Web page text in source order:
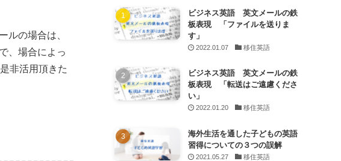
ルの場合は、
、場合によっ
非活用頂きた
ビジネス英語 英文メールの鉄
板表現 「ファイルを送りま
す」
2022.01.07 移住英語
ビジネス英語 英文メールの鉄
板表現 「転送はご遠慮くださ
い」
2022.01.20 移住英語
海外生活を通した子どもの英語
習得についての３つの誤解
2021.05.27 移住英語